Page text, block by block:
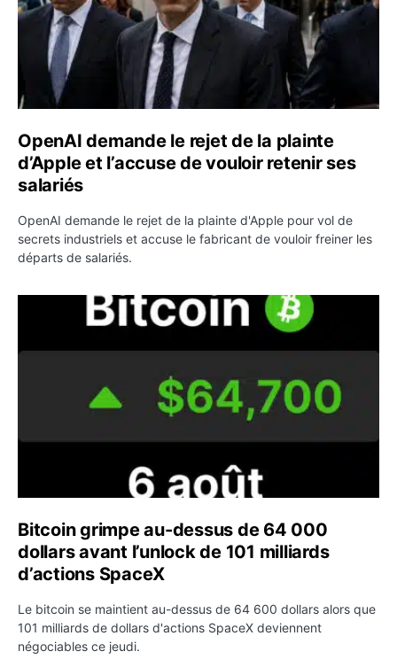
OpenAI demande le rejet de la plainte
d’Apple et l’accuse de vouloir retenir ses
salariés
OpenAI demande le rejet de la plainte d'Apple pour vol de
secrets industriels et accuse le fabricant de vouloir freiner les
départs de salariés.
Bitcoin grimpe au-dessus de 64 000 dollars avant
Bitcoin grimpe au-dessus de 64 000
dollars avant l’unlock de 101 milliards
d’actions SpaceX
Le bitcoin se maintient au-dessus de 64 600 dollars alors que
101 milliards de dollars d'actions SpaceX deviennent
négociables ce jeudi.